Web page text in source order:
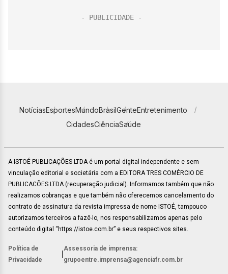
NotíciasEsportesMundoBrasilGenteEntretenimento
CidadesCiênciaSaúde
A ISTOÉ PUBLICAÇÕES LTDA é um portal digital independente e sem
vinculação editorial e societária com a EDITORA TRES COMÉRCIO DE
PUBLICACÕES LTDA (recuperação judicial). Informamos também que não
realizamos cobranças e que também não oferecemos cancelamento do
contrato de assinatura da revista impressa de nome ISTOÉ, tampouco
autorizamos terceiros a fazê-lo, nos responsabilizamos apenas pelo
conteúdo digital “https://istoe.com.br” e seus respectivos sites.
Política de
Privacidade
Assessoria de imprensa:
grupoentre.imprensa@agenciafr.com.br